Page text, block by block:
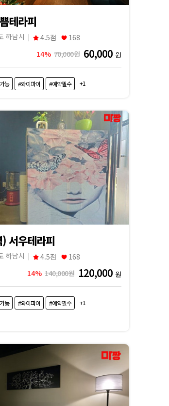
테라피
하남시 4.5점
168
14% 70,000원 60,000 원
능 #와이파이 #예약필수 +1
서우테라피
하남시 4.5점
168
14% 140,000원 120,000 원
능 #와이파이 #예약필수 +1